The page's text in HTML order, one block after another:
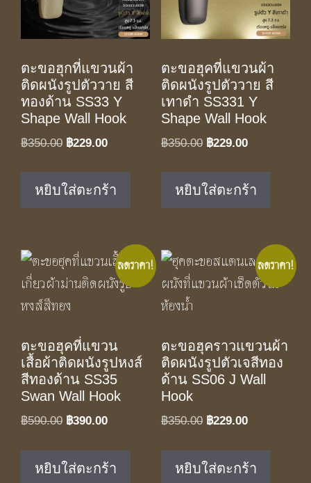
ตะขอฮุกที่แขวนผ้า
ติดผนังรูปตัววาย สี
ทองด้าน SS33 Y
Shape Wall Hook
฿350.00 Original
was:
฿350.00.
฿229.00Current
฿229.00.
หยิบใส่ตะกร้า
ตะขอฮุคที่แขวนผ้า
ติดผนังรูปตัววาย สี
เทาดำ SS331 Y
Shape Wall Hook
฿350.00 Original
was:
฿350.00.
฿229.00Current
฿229.00.
หยิบใส่ตะกร้า
ลดราคา!
ตะขอฮุคที่แขวน
เสื้อผ้าติดผนังรูปหงส์
สีทองด้าน SS35
Swan Wall Hook
฿590.00 Original
was:
฿590.00.
฿390.00Current
฿390.00.
หยิบใส่ตะกร้า
ลดราคา!
ตะขอฮุคราวแขวนผ้า
ติดผนังรูปตัวเจสีทอง
ด้าน SS06 J Wall
Hook
฿350.00 Original
was:
฿350.00.
฿229.00Current
฿229.00.
หยิบใส่ตะกร้า